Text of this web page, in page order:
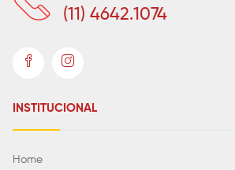
(11) 4642.1074
INSTITUCIONAL
Home